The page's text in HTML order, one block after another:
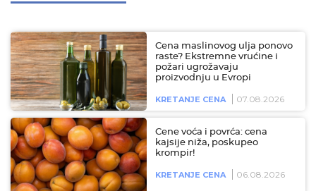
Cena maslinovog ulja ponovo
raste? Ekstremne vrućine i
požari ugrožavaju
proizvodnju u Evropi
KRETANJE CENA 07.08.2026
Cene voća i povrća: cena
kajsije niža, poskupeo
krompir!
KRETANJE CENA 06.08.2026